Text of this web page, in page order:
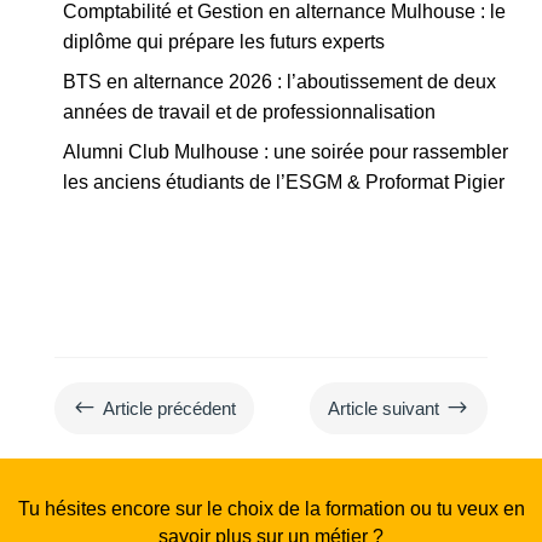
Comptabilité et Gestion en alternance Mulhouse : le
diplôme qui prépare les futurs experts
BTS en alternance 2026 : l’aboutissement de deux
années de travail et de professionnalisation
Alumni Club Mulhouse : une soirée pour rassembler
les anciens étudiants de l’ESGM & Proformat Pigier
# Article précédent Article suivant $
Tu hésites encore sur le choix de la formation ou tu veux en
savoir plus sur un métier ?